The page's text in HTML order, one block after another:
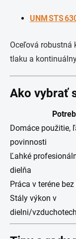
UNM STS
Oceľová
tlaku a
Ako vybrať
Domáce použitie,
povinnosti
Ľahké
dielňa
Práca v teréne
Stály výkon v
dielni/